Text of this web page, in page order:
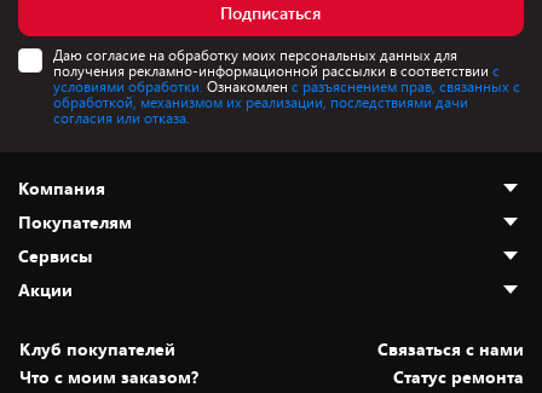
Подписаться
Даю согласие на обработку моих персональных данных для
получения рекламно-информационной рассылки в соответствии с
условиями обработки. Ознакомлен с разъяснением прав, связанных с
обработкой, механизмом их реализации, последствиями дачи
согласия или отказа.
Компания
О нас
Адреса магазинов
Новости
Статьи и обзоры
Вакансии
Покупателям
Как сделать заказ
Оплата и доставка
Безналичный расчёт
Обмен и возврат товара
Сервисы
Установка техники
Для игровых консолей
Акции
Скидки и промокоды
Белорусские товары
Клуб покупателей
Cвязаться с нами
Что с моим заказом?
Статус ремонта